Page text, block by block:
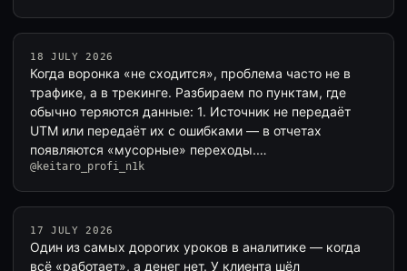
18 JULY 2026
Когда воронка «не сходится», проблема часто не в
трафике, а в трекинге. Разбираем по пунктам, где
обычно теряются данные: 1. Источник не передаёт
UTM или передаёт их с ошибками — в отчетах
появляются «мусорные» переходы.…
@keitaro_profi_n1k
17 JULY 2026
Один из самых дорогих уроков в аналитике — когда
всё «работает», а денег нет. У клиента шёл